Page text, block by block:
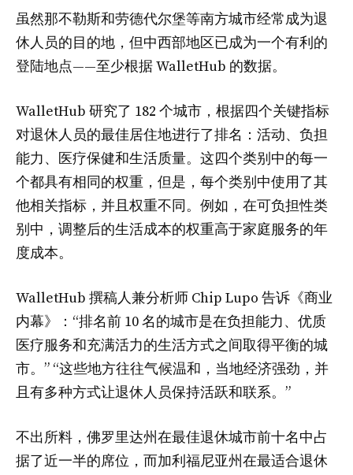
虽然那不勒斯和劳德代尔堡等南方城市经常成为退
休人员的目的地，但中西部地区已成为一个有利的
登陆地点——至少根据 WalletHub 的数据。
WalletHub 研究了 182 个城市，根据四个关键指标
对退休人员的最佳居住地进行了排名：活动、负担
能力、医疗保健和生活质量。这四个类别中的每一
个都具有相同的权重，但是，每个类别中使用了其
他相关指标，并且权重不同。例如，在可负担性类
别中，调整后的生活成本的权重高于家庭服务的年
度成本。
WalletHub 撰稿人兼分析师 Chip Lupo 告诉《商业
内幕》：“排名前 10 名的城市是在负担能力、优质
医疗服务和充满活力的生活方式之间取得平衡的城
市。” “这些地方往往气候温和，当地经济强劲，并
且有多种方式让退休人员保持活跃和联系。”
不出所料，佛罗里达州在最佳退休城市前十名中占
据了近一半的席位，而加利福尼亚州在最适合退休